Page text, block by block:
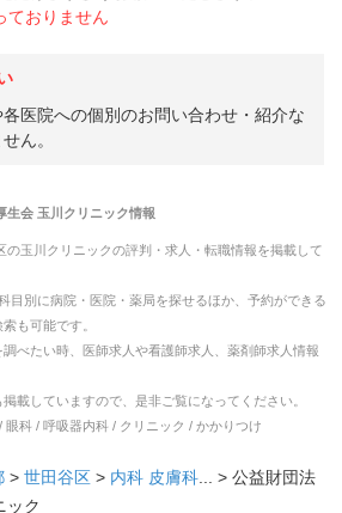
ておりません
医院への個別のお問い合わせ・紹介な
ん。
生会 玉川クリニック情報
の玉川クリニックの評判・求人・転職情報を掲載して
目別に病院・医院・薬局を探せるほか、予約ができる
も可能です。
べたい時、医師求人や看護師求人、薬剤師求人情報
載していますので、是非ご覧になってください。
眼科 / 呼吸器内科 / クリニック / かかりつけ
> 世田谷区 > 内科 皮膚科... > 公益財団法
ック